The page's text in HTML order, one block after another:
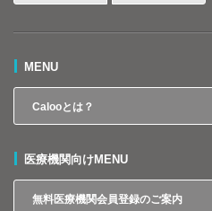
MENU
Calooとは？
医療機関向けMENU
無料医療機関会員登録のご案内